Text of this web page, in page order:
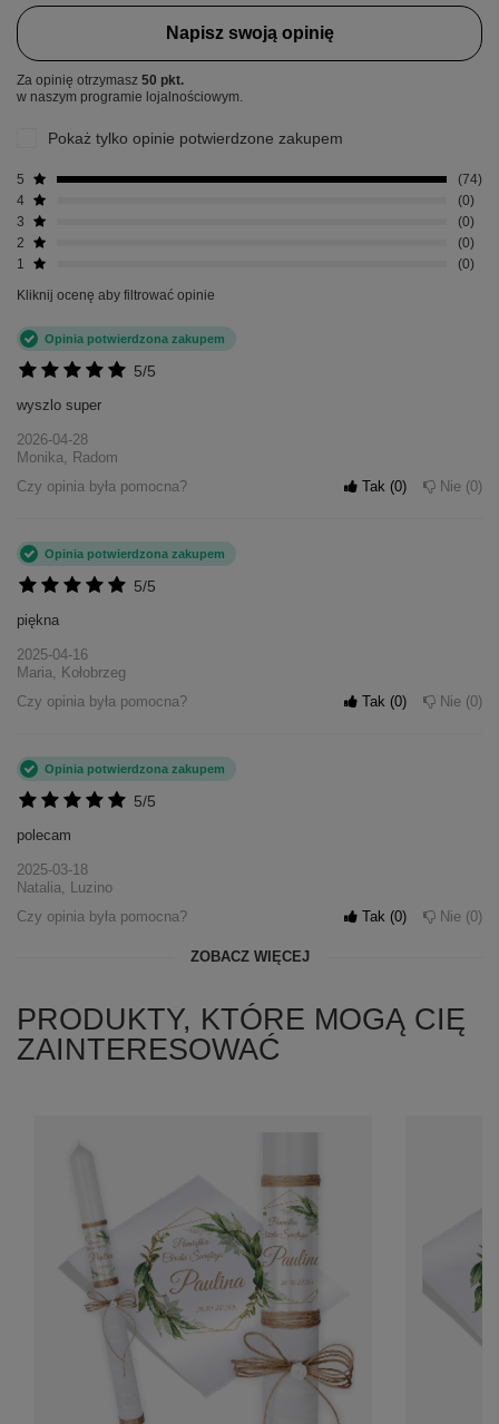
Napisz swoją opinię
Za opinię otrzymasz 50 pkt.
w naszym programie lojalnościowym.
Pokaż tylko opinie potwierdzone zakupem
5
74
4
0
3
0
2
0
1
0
Kliknij ocenę aby filtrować opinie
5/5
Opinia potwierdzona zakupem
wyszlo super
2026-04-28
Monika, Radom
Czy opinia była pomocna?
Tak 0 Nie 0
5/5
Opinia potwierdzona zakupem
piękna
2025-04-16
Maria, Kołobrzeg
Czy opinia była pomocna?
Tak 0 Nie 0
5/5
Opinia potwierdzona zakupem
polecam
2025-03-18
Natalia, Luzino
Czy opinia była pomocna?
Tak 0 Nie 0
ZOBACZ WIĘCEJ
PRODUKTY, KTÓRE MOGĄ CIĘ
ZAINTERESOWAĆ